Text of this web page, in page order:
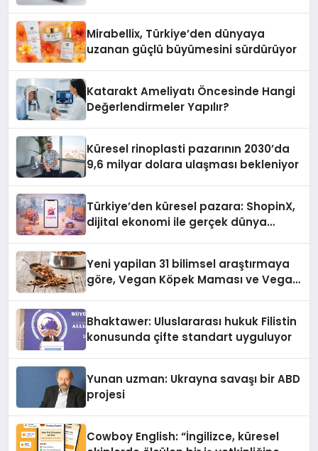
Mirabellix, Türkiye’den dünyaya
uzanan güçlü büyümesini sürdürüyor
Katarakt Ameliyatı Öncesinde Hangi
Değerlendirmeler Yapılır?
Küresel rinoplasti pazarının 2030’da
9,6 milyar dolara ulaşması bekleniyor
Türkiye’den küresel pazara: ShopinX,
dijital ekonomi ile gerçek dünya
Yeni yapilan 31 bilimsel araştırmaya
göre, Vegan Köpek Maması ve Vegan
Bhaktawer: Uluslararası hukuk Filistin
konusunda çifte standart uyguluyor
Yunan uzman: Ukrayna savaşı bir ABD
projesi
Cowboy English: “İngilizce, küresel